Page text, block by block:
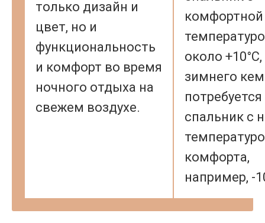
только дизайн и
цвет, но и
функциональность
и комфорт во время
ночного отдыха на
свежем воздухе.
комфортной
около
зимнего
потребуется
спальник с
комфорта,
например, -